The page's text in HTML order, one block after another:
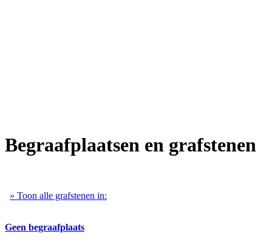
Begraafplaatsen en grafstenen
» Toon alle grafstenen in:
Geen begraafplaats